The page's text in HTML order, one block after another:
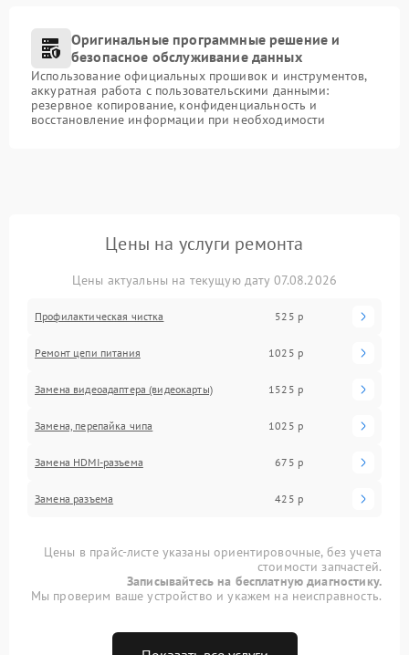
Оригинальные программные решение и
безопасное обслуживание данных
Использование официальных прошивок и инструментов,
аккуратная работа с пользовательскими данными:
резервное копирование, конфиденциальность и
восстановление информации при необходимости
Цены на услуги ремонта
Цены актуальны на текущую дату 07.08.2026
Профилактическая чистка 525 р
Ремонт цепи питания 1025 р
Замена видеоадаптера (видеокарты) 1525 р
Замена, перепайка чипа 1025 р
Замена HDMI-разъема 675 р
Замена разъема 425 р
Цены в прайс-листе указаны ориентировочные, без учета
стоимости запчастей.
Записывайтесь на бесплатную диагностику.
Мы проверим ваше устройство и укажем на неисправность.